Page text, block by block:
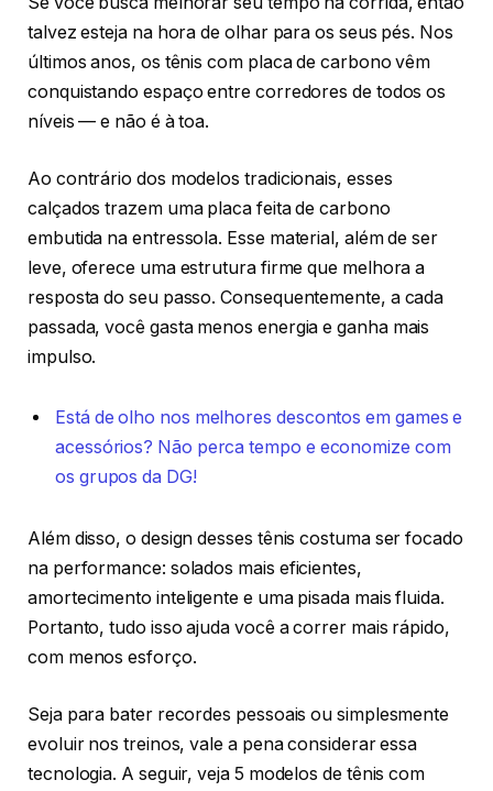
talvez esteja na hora de olhar para os seus pés. Nos
últimos anos, os tênis com placa de carbono vêm
conquistando espaço entre corredores de todos os
níveis — e não é à toa.
Ao contrário dos modelos tradicionais, esses
calçados trazem uma placa feita de carbono
embutida na entressola. Esse material, além de ser
leve, oferece uma estrutura firme que melhora a
resposta do seu passo. Consequentemente, a cada
passada, você gasta menos energia e ganha mais
impulso.
Está de olho nos melhores descontos em games e
acessórios? Não perca tempo e economize com
os grupos da DG!
Além disso, o design desses tênis costuma ser focado
na performance: solados mais eficientes,
amortecimento inteligente e uma pisada mais fluida.
Portanto, tudo isso ajuda você a correr mais rápido,
com menos esforço.
Seja para bater recordes pessoais ou simplesmente
evoluir nos treinos, vale a pena considerar essa
tecnologia. A seguir, veja 5 modelos de tênis com